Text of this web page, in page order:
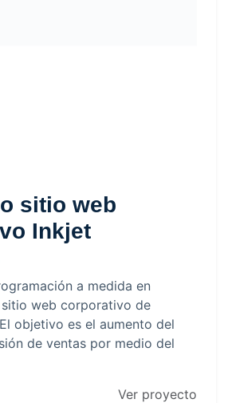
sitio web
Inkjet
a medida en
sitio web corporativo de
objetivo es el aumento del
de ventas por medio del
Ver proyecto